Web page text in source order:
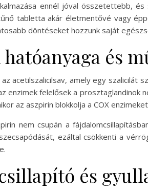
ennél jóval összetettebb,
tabletta akár életmentővé vagy
döntéseket hozzunk saját
és
acetilszalicilsav, amely egy szalicilát
enzimek felelősek a
az aszpirin blokkolja a COX
nem csupán a
ezáltal csökkenti a
és